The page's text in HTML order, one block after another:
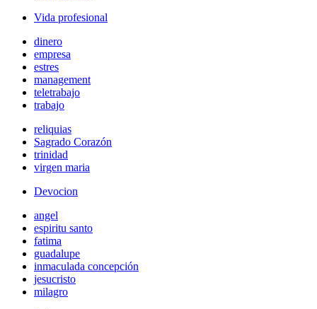
Vida profesional
dinero
empresa
estres
management
teletrabajo
trabajo
reliquias
Sagrado Corazón
trinidad
virgen maria
Devocion
angel
espiritu santo
fatima
guadalupe
inmaculada concepción
jesucristo
milagro